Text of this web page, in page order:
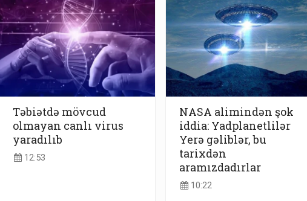
Təbiətdə mövcud
olmayan canlı virus
yaradılıb
12:53
NASA alimindən şok
iddia: Yadplanetlilər
Yerə gəliblər, bu
tarixdən
aramızdadırlar
10:22